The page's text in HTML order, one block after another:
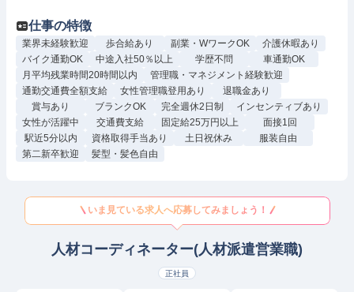
仕事の特徴
業界未経験歓迎 歩合給あり 副業・WワークOK
介護休暇あり
バイク通勤OK
中途入社50％以上 学歴不問
車通勤OK
月平均残業時間20時間以内
管理職・マネジメント経験歓迎
通勤交通費全額支給
女性管理職登用あり
退職金あり
賞与あり
ブランクOK 完全週休2日制
インセンティブあり
女性が活躍中
交通費支給 固定給25万円以上
面接1回
駅近5分以内
資格取得手当あり 土日祝休み
服装自由
第二新卒歓迎
髪型・髪色自由
いま見ている求人へ応募してみましょう！
人材コーディネーター(人材派遣営業職)
正社員